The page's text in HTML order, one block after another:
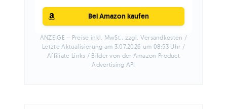
Bei Amazon kaufen
ANZEIGE – Preise inkl. MwSt., zzgl. Versandkosten /
Letzte Aktualisierung am 3.07.2026 um 08:53 Uhr /
Affiliate Links / Bilder von der Amazon Product
Advertising API